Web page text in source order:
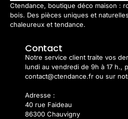
Ctendance, boutique déco maison :
bois. Des pièces uniques et
chaleureux et tendance.
Contact
Notre service client traite vos
lundi au vendredi de 9h à 17 h.,
contact@ctendance.fr ou sur
Adresse :
40 rue Faideau
86300 Chauvigny